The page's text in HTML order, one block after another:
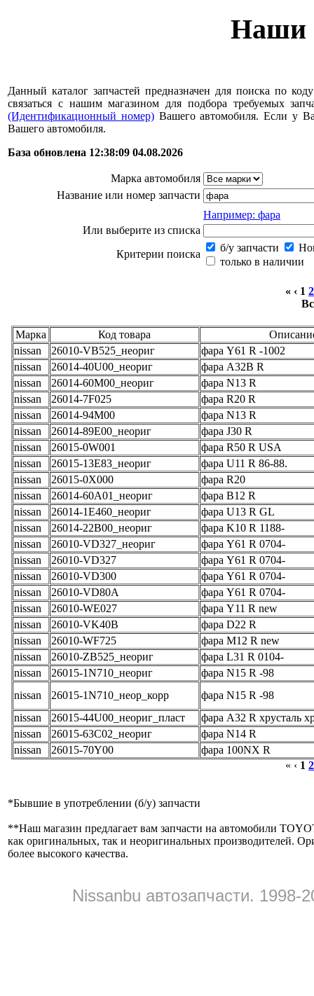
Наши
Данный каталог запчастей предназначен для поиска по
связаться с нашим магазином для подбора требуемых
(Идентификационный номер)Вашего автомобиля. Если у
Вашего автомобиля.
База обновлена 12:38:09 04.08.2026
Марка автомобиля
Название или номер запчасти
Например: фара
Или выберите из списка
Критерии поиска
б/у запчасти
только в наличии
« ‹ 1 2
Марка Код товара
nissan
26010-VB525_неориг
фара Y61 R -1002
nissan
26014-40U00_неориг
фара A32B R
nissan
26014-60M00_неориг
фара N13 R
nissan
26014-7F025
фара R20 R
nissan
26014-94M00
фара N13 R
nissan
26014-89E00_неориг
фара J30 R
nissan
26015-0W001
фара R50 R USA
nissan
26015-13E83_неориг
фара U11 R 86-88.
nissan
26015-0X000
фара R20
nissan
26014-60A01_неориг
фара B12 R
nissan
26014-1E460_неориг
фара U13 R GL
nissan
26014-22B00_неориг
фара K10 R 1188-
nissan
26010-VD327_неориг
фара Y61 R 0704-
nissan
26010-VD327
фара Y61 R 0704-
nissan
26010-VD300
фара Y61 R 0704-
nissan
26010-VD80A
фара Y61 R 0704-
nissan
26010-WE027
фара Y11 R new
nissan
26010-VK40B
фара D22 R
nissan
26010-WF725
фара M12 R new
nissan
26010-ZB525_неориг
фара L31 R 0104-
nissan
26015-1N710_неориг
фара N15 R -98
nissan
26015-1N710_неор_корр
фара N15 R -98
nissan
26015-44U00_неориг_пласт
фара A32 R хрусталь
nissan
26015-63C02_неориг
фара N14 R
nissan
26015-70Y00
фара 100NX R
« ‹ 1 2
*Бывшие в употреблении (б/y) запчасти
**Наш магазин предлагает вам запчасти на автомобили
как оригинальных, так и неоригинальных производителей.
более высокого качества.
Nissanbu автозапчасти. 1998-